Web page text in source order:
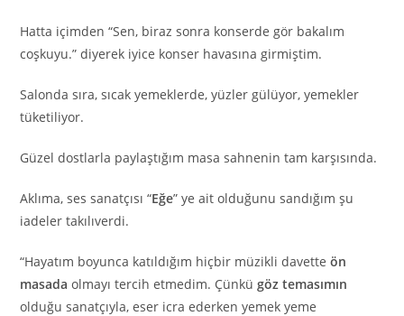
Hatta içimden “Sen, biraz sonra konserde gör bakalım
coşkuyu.” diyerek iyice konser havasına girmiştim.
Salonda sıra, sıcak yemeklerde, yüzler gülüyor, yemekler
tüketiliyor.
Güzel dostlarla paylaştığım masa sahnenin tam karşısında.
Aklıma, ses sanatçısı “Eğe” ye ait olduğunu sandığım şu
iadeler takılıverdi.
“Hayatım boyunca katıldığım hiçbir müzikli davetteön
masada olmayı tercih etmedim. Çünkügöz temasımın
olduğu sanatçıyla, eser icra ederken yemek yeme